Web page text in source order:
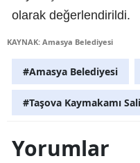
olarak değerlendirildi.
KAYNAK: Amasya Belediyesi
#Amasya Belediyesi
#Taşova Kaymakamı
Yorumlar